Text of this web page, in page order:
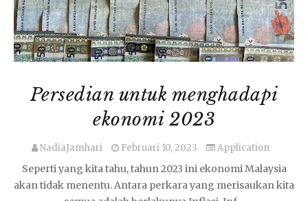
Persedian untuk menghadapi
ekonomi 2023
NadiaJamhari Februari 10, 2023 Application
Seperti yang kita tahu, tahun 2023 ini ekonomi Malaysia
akan tidak menentu. Antara perkara yang merisaukan kita